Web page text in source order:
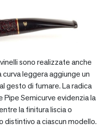
sono realizzate anche
leggera aggiunge un
gesto di fumare. La radica
Semicurve evidenzia la
la finitura liscia o
a ciascun modello.